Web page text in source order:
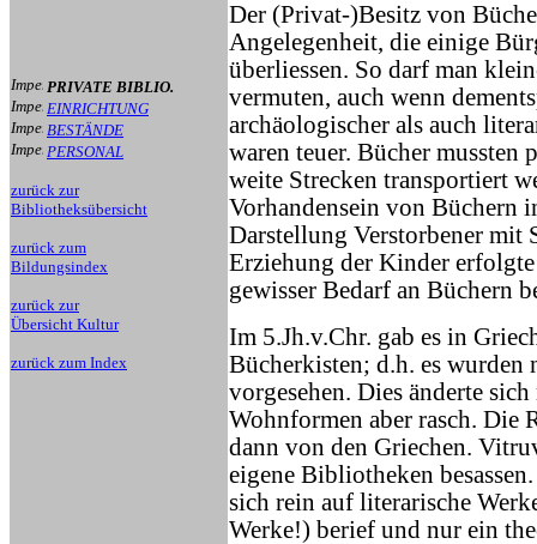
PRIVATE BIBLIO.
EINRICHTUNG
BESTÄNDE
PERSONAL
zurück zur
Bibliotheksübersicht
zurück zum
Bildungsindex
zurück zur
Übersicht Kultur
zurück zum Index
Der (Privat-)Besitz von
Angelegenheit, die einige
überliessen. So darf man
vermuten, auch wenn
archäologischer als auch
waren teuer. Bücher mussten
weite Strecken transportiert
Vorhandensein von Büchern
Darstellung Verstorbener
Erziehung der Kinder
gewisser Bedarf an Büchern
Im 5.Jh.v.Chr. gab es in
Bücherkisten; d.h. es wurden
vorgesehen. Dies änderte
Wohnformen aber rasch. Die
dann von den Griechen.
eigene Bibliotheken
sich rein auf literarische
Werke!) berief und nur ein